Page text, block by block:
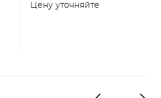
Цену уточняйте